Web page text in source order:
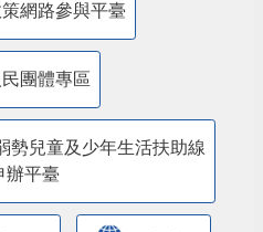
網路參與平臺
民團體專區
勢兒童及少年生活扶助線
辦平臺